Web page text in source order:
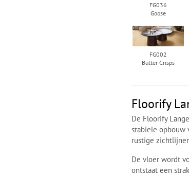
FG036
Goose
FG002
Butter Crisps
Floorify
De Floorify
stabiele opbouw
rustige
De vloer wordt
ontstaat een